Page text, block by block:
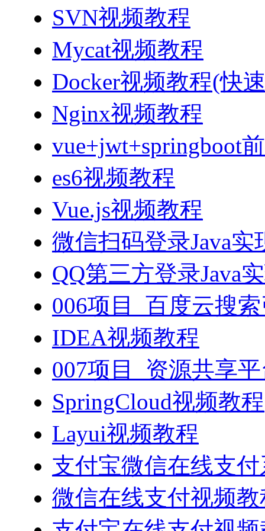
SVN视频教程
Mycat视频教程
Docker视频教程(快
Nginx视频教程
vue+jwt+springboot
es6视频教程
Vue.js视频教程
微信扫码登录Java实
QQ第三方登录Java
006项目_百度云搜
IDEA视频教程
007项目_资源共享
SpringCloud视频教程
Layui视频教程
支付宝微信在线支
微信在线支付视频教